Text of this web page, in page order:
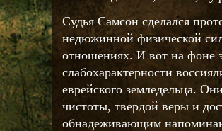
Судья Самсон сделался
недюжинной физической
отношениях. И вот на фоне
слабохарактерности
еврейского земледельца.
чистоты, твердой веры и
обнадеживающим